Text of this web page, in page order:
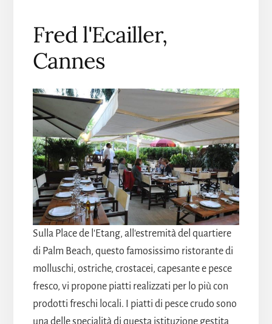
Fred l'Ecailler,
Cannes
Sulla Place de l'Etang, all'estremità del quartiere
di Palm Beach, questo famosissimo ristorante di
molluschi, ostriche, crostacei, capesante e pesce
fresco, vi propone piatti realizzati per lo più con
prodotti freschi locali. I piatti di pesce crudo sono
una delle specialità di questa istituzione gestita